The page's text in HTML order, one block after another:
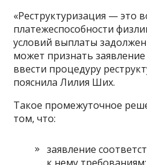
«Реструктуризация — это
платежеспособности
условий выплаты
может признать
ввести процедуру
пояснила Лилия Ших.
Такое промежуточное
том, что:
заявление